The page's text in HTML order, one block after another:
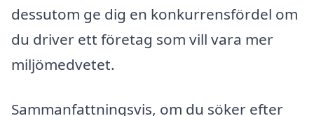
dessutom ge dig en konkurrensfördel om
du driver ett företag som vill vara mer
miljömedvetet.
Sammanfattningsvis, om du söker efter